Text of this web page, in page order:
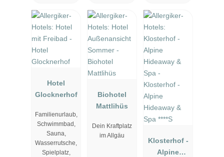
Hotel
Glocknerhof
Familienurlaub,
Schwimmbad,
Sauna,
Wasserrutsche,
Spielplatz,
Biohotel
Mattlihüs
Dein Kraftplatz
im Allgäu
Klosterhof -
Alpine